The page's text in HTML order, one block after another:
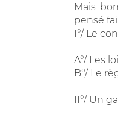
Mais
pensé
I°/ Le
A°/ Les
B°/ Le
II°/ Un